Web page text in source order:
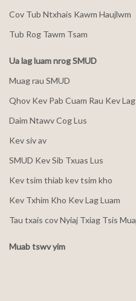
Cov Tub Ntxhais Kawm Haujlwm
Tub Rog Tawm Tsam
Ua lag luam nrog SMUD
Muag rau SMUD
Qhov Kev Pab Cuam Rau Kev
Daim Ntawv Cog Lus
Kev siv av
SMUD Kev Sib Txuas Lus
Kev tsim thiab kev tsim kho
Kev Txhim Kho Kev Lag Luam
Tau txais cov Nyiaj Txiag Tsis
Muab tswv yim